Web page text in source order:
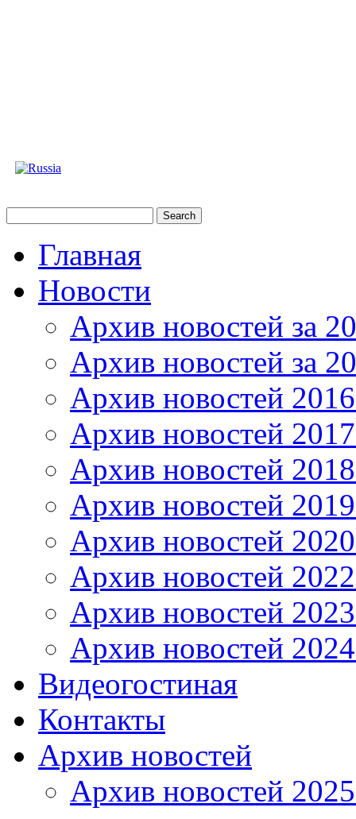
Главная
Новости
Архив новостей за
Архив новостей за
Архив новостей
Архив новостей
Архив новостей
Архив новостей
Архив новостей
Архив новостей
Архив новостей
Архив новостей
Видеогостиная
Контакты
Архив новостей
Архив новостей